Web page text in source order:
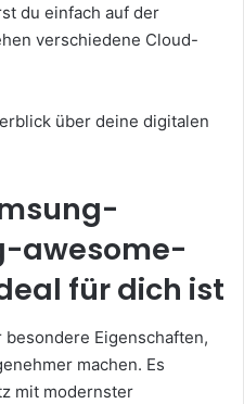
du einfach auf der
verschiedene Cloud-
über deine digitalen
awesome-
für dich ist
Eigenschaften,
machen. Es
mit modernster